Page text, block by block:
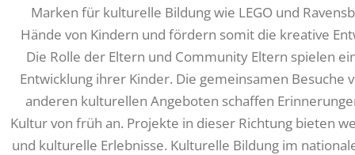
Marken für kulturelle Bildung wie LEGO und
Hände von Kindern und fördern somit die kreative
Die Rolle der Eltern und Community Eltern spielen
Entwicklung ihrer Kinder. Die gemeinsamen
anderen kulturellen Angeboten schaffen
Kultur von früh an. Projekte in dieser Richtung bieten
und kulturelle Erlebnisse. Kulturelle Bildung im